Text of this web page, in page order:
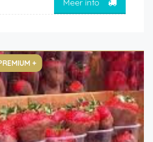
Meer info
+